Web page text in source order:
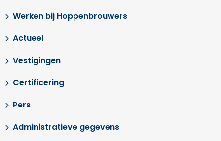
Werken bij Hoppenbrouwers
Actueel
Vestigingen
Certificering
Pers
Administratieve gegevens